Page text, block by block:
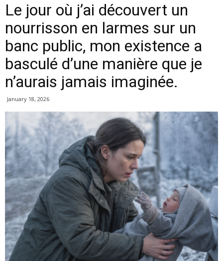
Le jour où j’ai découvert un
nourrisson en larmes sur un
banc public, mon existence a
basculé d’une manière que je
n’aurais jamais imaginée.
January 18, 2026